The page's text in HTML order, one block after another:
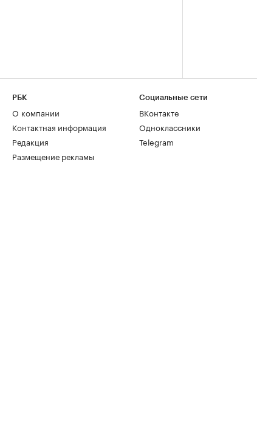
РБК
О компании
Контактная информация
Редакция
Размещение рекламы
Социальные сети
ВКонтакте
Одноклассники
Telegram